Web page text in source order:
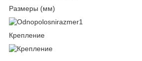
Размеры (мм)
Крепление